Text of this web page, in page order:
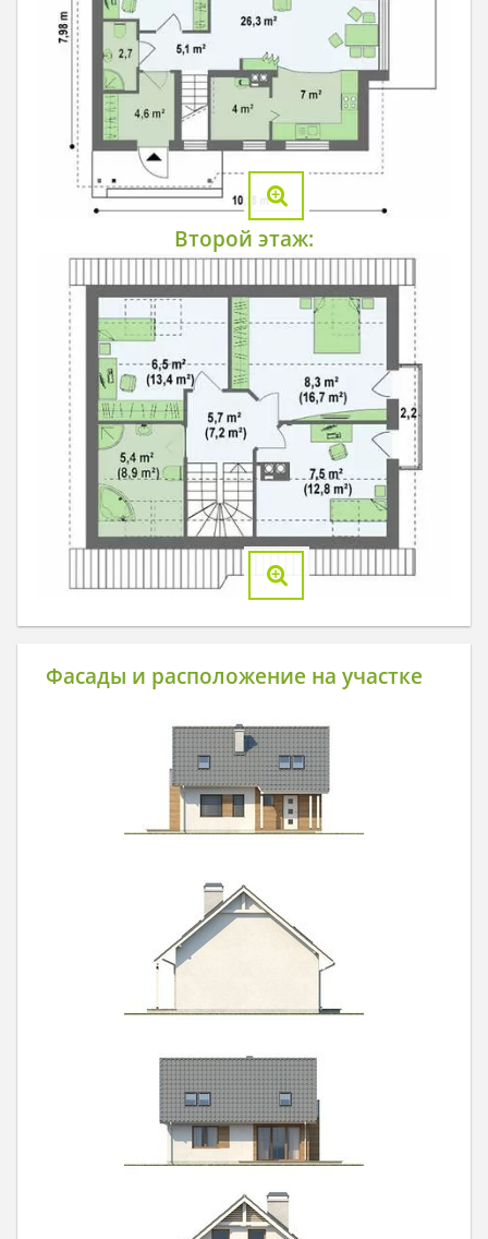
Второй этаж:
Фасады и расположение на участке